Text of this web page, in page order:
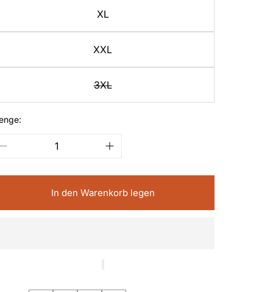
XL
XXL
3XL
In den Warenkorb legen